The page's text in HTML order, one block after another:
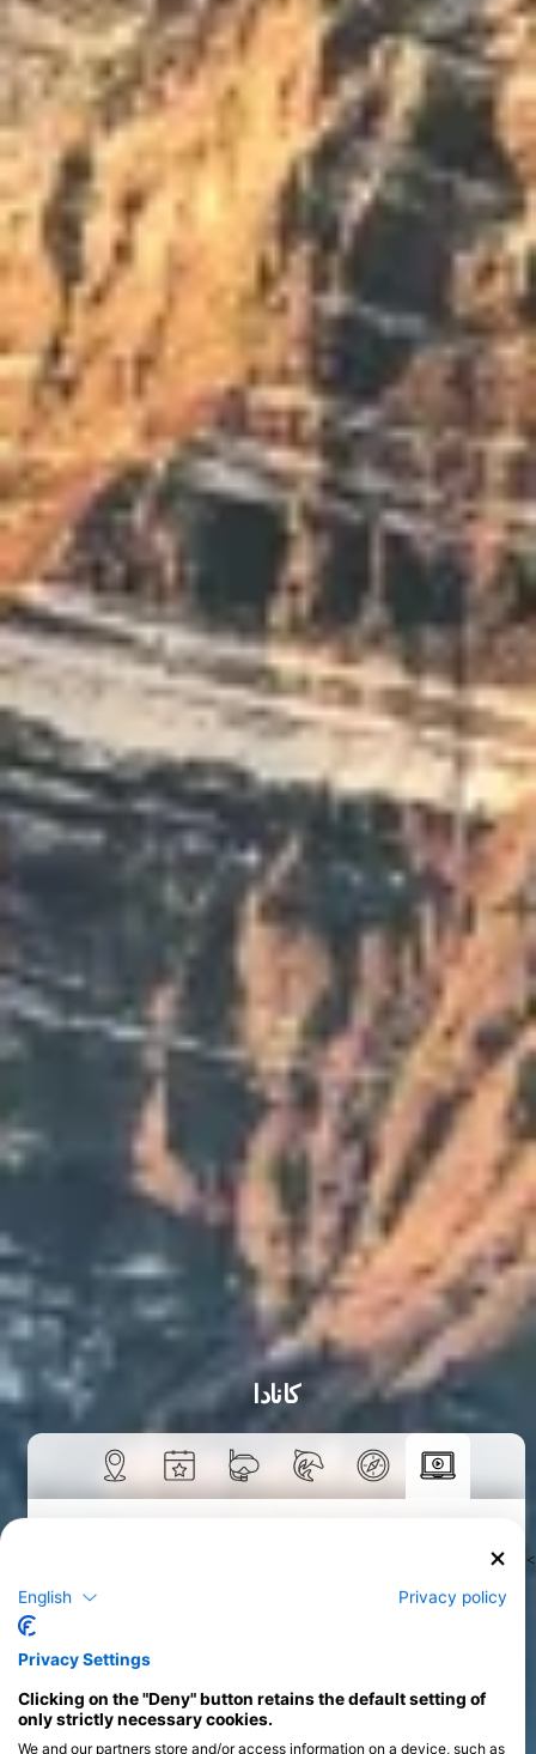
>
کانادا
English Privacy policy
Privacy Settings
Clicking on the "Deny" button retains the default setting of
only strictly necessary cookies.
We and our partners store and/or access information on a device, such as